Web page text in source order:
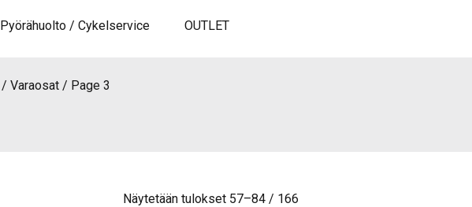
Pyörähuolto / Cykelservice OUTLET
Varaosat Page 3
Näytetään tulokset 57–84 / 166